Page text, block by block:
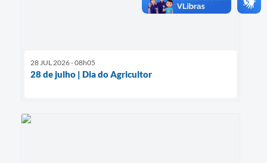
28 JUL 2026 - 08h05
28 de julho | Dia do Agricultor